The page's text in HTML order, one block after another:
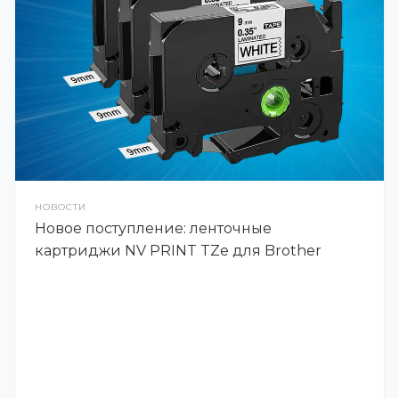
НОВОСТИ
Новое поступление: ленточные
картриджи NV PRINT TZe для Brother